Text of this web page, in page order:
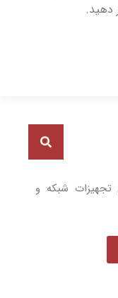
تجهیزات شبکه و